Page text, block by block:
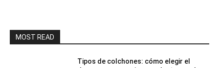
MOST READ
Tipos de colchones: cómo elegir el